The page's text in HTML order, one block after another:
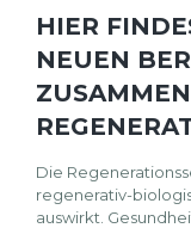
HIER
NEUEN
Die
regenerativ-
auswirkt.